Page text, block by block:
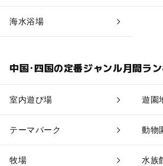
海水浴場
中国･四国の定番ジャンル月間ラ
室内遊び場 遊園
テーマパーク 動物
牧場 水族